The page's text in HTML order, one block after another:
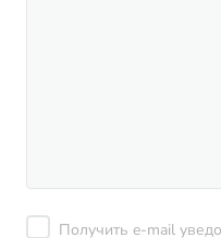
Получить e-mail